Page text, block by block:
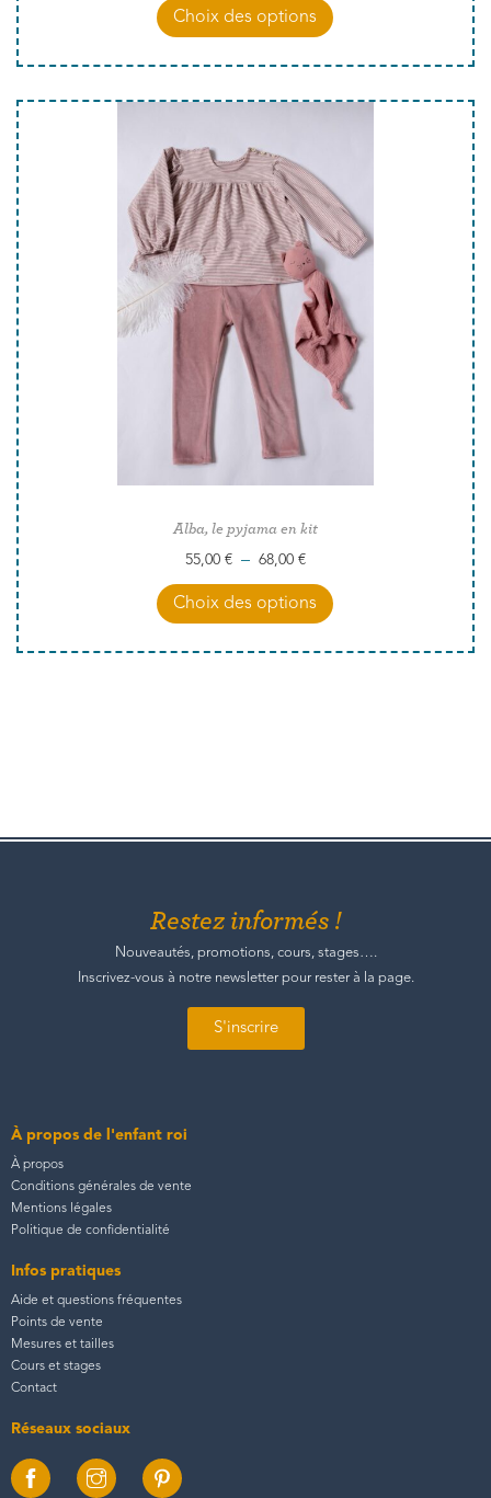
Choix des options
Alba, le pyjama en kit
55,00 € – 68,00 €
Choix des options
Restez informés !
Nouveautés, promotions, cours, stages….
Inscrivez-vous à notre newsletter pour rester à la page.
S'inscrire
À propos de l'enfant roi
À propos
Conditions générales de vente
Mentions légales
Politique de confidentialité
Infos pratiques
Aide et questions fréquentes
Points de vente
Mesures et tailles
Cours et stages
Contact
Réseaux sociaux